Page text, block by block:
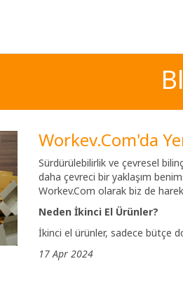
Workev.Com'da
Sürdürülebilirlik ve çevresel
daha çevreci bir yaklaşım
Workev.Com olarak biz de
Neden İkinci El Ürünler?
İkinci el ürünler, sadece bütçe
17 Apr 2024